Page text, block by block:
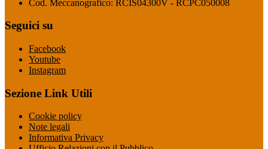
Cod. Meccanografico: RCIS04300V - RCPC050008
Seguici su
Facebook
Youtube
Instagram
Sezione Link Utili
Cookie policy
Note legali
Informativa Privacy